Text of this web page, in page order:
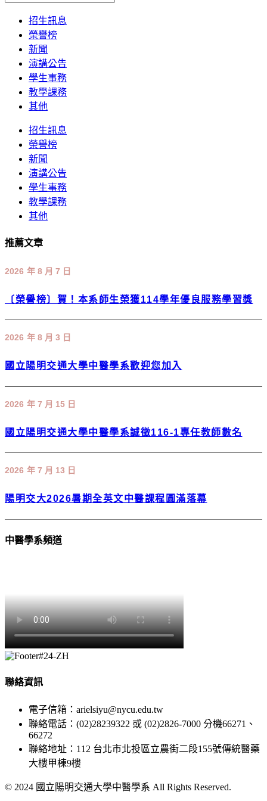
招生訊息
榮譽榜
新聞
演講公告
學生事務
教學課務
其他
招生訊息
榮譽榜
新聞
演講公告
學生事務
教學課務
其他
推薦文章
2026 年 8 月 7 日
〔榮譽榜〕賀！本系師生榮獲114學年優良服務學習獎
2026 年 8 月 3 日
國立陽明交通大學中醫學系歡迎您加入
2026 年 7 月 15 日
國立陽明交通大學中醫學系誠徵116-1專任教師數名
2026 年 7 月 13 日
陽明交大2026暑期全英文中醫課程圓滿落幕
中醫學系頻道
聯絡資訊
電子信箱：arielsiyu@nycu.edu.tw
聯絡電話：(02)28239322 或 (02)2826-7000 分機66271、
66272
聯絡地址：112 台北市北投區立農街二段155號傳統醫藥
大樓甲棟9樓
© 2024 國立陽明交通大學中醫學系 All Rights Reserved.